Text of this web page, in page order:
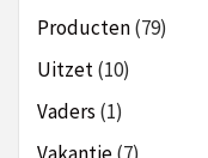
Producten(79)
Uitzet(10)
Vaders (1)